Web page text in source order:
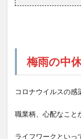
梅雨の中
コロナウイルスの感
職業柄、心配なこと
ライフワークといっ